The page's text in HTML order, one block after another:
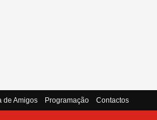
de Amigos Programação Contactos